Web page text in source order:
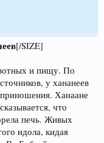
[/SIZE]
и пищу. По
у хананеев
Ханаане
что
печь. Живых
идола, кидая